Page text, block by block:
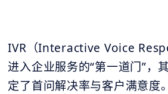
IVR（Interactive Voice
进入企业服务的“第一道门”，
定了首问解决率与客户满意度